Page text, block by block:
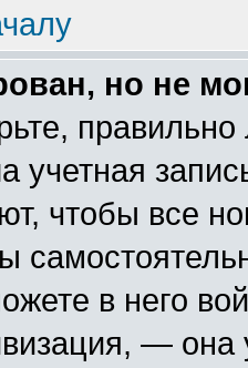
но не
учетная
чтобы все
в него
—